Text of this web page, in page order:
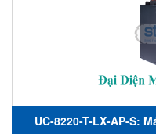
UC-8220-T-LX-AP-S: